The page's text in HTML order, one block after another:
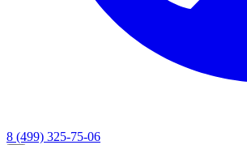
8 (499) 325-75-06